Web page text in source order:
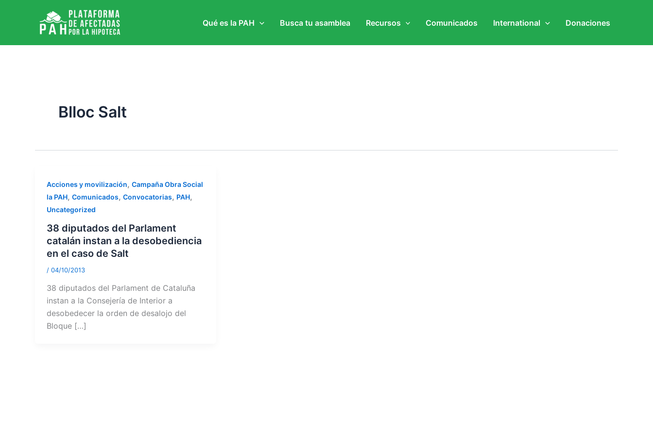
Qué es la PAH Busca tu asamblea Recursos Comunicados International Donaciones
Blloc Salt
Acciones y movilización, Campaña Obra Social
la PAH, Comunicados, Convocatorias, PAH,
Uncategorized
38 diputados del Parlament
catalán instan a la desobediencia
en el caso de Salt
/ 04/10/2013
38 diputados del Parlament de Cataluña
instan a la Consejería de Interior a
desobedecer la orden de desalojo del
Bloque […]